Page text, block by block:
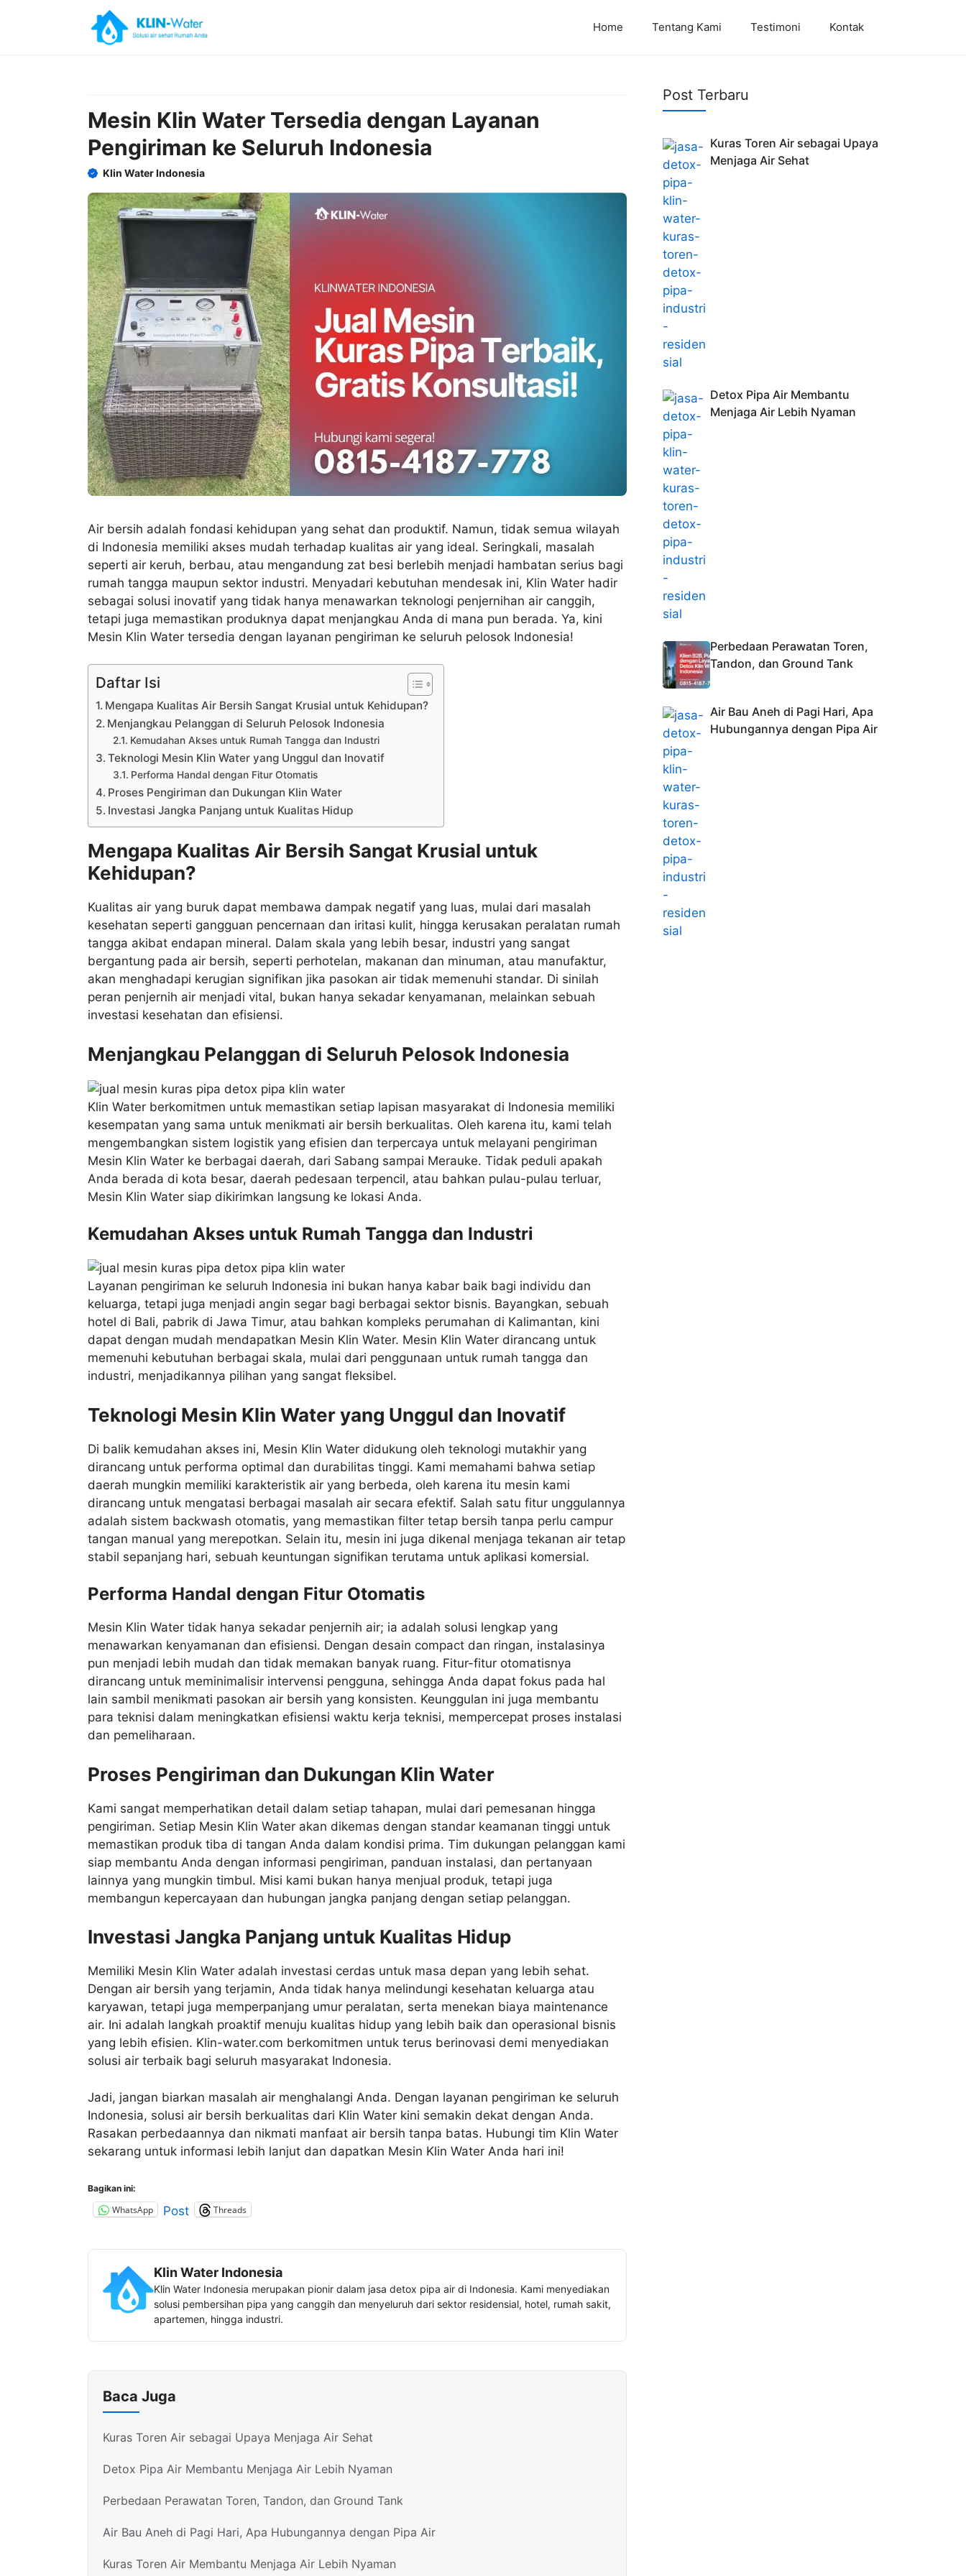
Home Tentang Kami Testimoni Kontak
Mesin Klin Water Tersedia dengan Layanan
Pengiriman ke Seluruh Indonesia
Klin Water Indonesia
Air bersih adalah fondasi kehidupan yang sehat dan produktif. Namun, tidak semua wilayah
di Indonesia memiliki akses mudah terhadap kualitas air yang ideal. Seringkali, masalah
seperti air keruh, berbau, atau mengandung zat besi berlebih menjadi hambatan serius bagi
rumah tangga maupun sektor industri. Menyadari kebutuhan mendesak ini, Klin Water hadir
sebagai solusi inovatif yang tidak hanya menawarkan teknologi penjernihan air canggih,
tetapi juga memastikan produknya dapat menjangkau Anda di mana pun berada. Ya, kini
Mesin Klin Water tersedia dengan layanan pengiriman ke seluruh pelosok Indonesia!
Daftar Isi
Mengapa Kualitas Air Bersih Sangat Krusial untuk Kehidupan?
Menjangkau Pelanggan di Seluruh Pelosok Indonesia
Kemudahan Akses untuk Rumah Tangga dan Industri
Teknologi Mesin Klin Water yang Unggul dan Inovatif
Performa Handal dengan Fitur Otomatis
Proses Pengiriman dan Dukungan Klin Water
Investasi Jangka Panjang untuk Kualitas Hidup
Mengapa Kualitas Air Bersih Sangat Krusial untuk
Kehidupan?
Kualitas air yang buruk dapat membawa dampak negatif yang luas, mulai dari masalah
kesehatan seperti gangguan pencernaan dan iritasi kulit, hingga kerusakan peralatan rumah
tangga akibat endapan mineral. Dalam skala yang lebih besar, industri yang sangat
bergantung pada air bersih, seperti perhotelan, makanan dan minuman, atau manufaktur,
akan menghadapi kerugian signifikan jika pasokan air tidak memenuhi standar. Di sinilah
peran penjernih air menjadi vital, bukan hanya sekadar kenyamanan, melainkan sebuah
investasi kesehatan dan efisiensi.
Menjangkau Pelanggan di Seluruh Pelosok Indonesia
Klin Water berkomitmen untuk memastikan setiap lapisan masyarakat di Indonesia memiliki
kesempatan yang sama untuk menikmati air bersih berkualitas. Oleh karena itu, kami telah
mengembangkan sistem logistik yang efisien dan terpercaya untuk melayani pengiriman
Mesin Klin Water ke berbagai daerah, dari Sabang sampai Merauke. Tidak peduli apakah
Anda berada di kota besar, daerah pedesaan terpencil, atau bahkan pulau-pulau terluar,
Mesin Klin Water siap dikirimkan langsung ke lokasi Anda.
Kemudahan Akses untuk Rumah Tangga dan Industri
Layanan pengiriman ke seluruh Indonesia ini bukan hanya kabar baik bagi individu dan
keluarga, tetapi juga menjadi angin segar bagi berbagai sektor bisnis. Bayangkan, sebuah
hotel di Bali, pabrik di Jawa Timur, atau bahkan kompleks perumahan di Kalimantan, kini
dapat dengan mudah mendapatkan Mesin Klin Water. Mesin Klin Water dirancang untuk
memenuhi kebutuhan berbagai skala, mulai dari penggunaan untuk rumah tangga dan
industri, menjadikannya pilihan yang sangat fleksibel.
Teknologi Mesin Klin Water yang Unggul dan Inovatif
Di balik kemudahan akses ini, Mesin Klin Water didukung oleh teknologi mutakhir yang
dirancang untuk performa optimal dan durabilitas tinggi. Kami memahami bahwa setiap
daerah mungkin memiliki karakteristik air yang berbeda, oleh karena itu mesin kami
dirancang untuk mengatasi berbagai masalah air secara efektif. Salah satu fitur unggulannya
adalah sistem backwash otomatis, yang memastikan filter tetap bersih tanpa perlu campur
tangan manual yang merepotkan. Selain itu, mesin ini juga dikenal menjaga tekanan air tetap
stabil sepanjang hari, sebuah keuntungan signifikan terutama untuk aplikasi komersial.
Performa Handal dengan Fitur Otomatis
Mesin Klin Water tidak hanya sekadar penjernih air; ia adalah solusi lengkap yang
menawarkan kenyamanan dan efisiensi. Dengan desain compact dan ringan, instalasinya
pun menjadi lebih mudah dan tidak memakan banyak ruang. Fitur-fitur otomatisnya
dirancang untuk meminimalisir intervensi pengguna, sehingga Anda dapat fokus pada hal
lain sambil menikmati pasokan air bersih yang konsisten. Keunggulan ini juga membantu
para teknisi dalam meningkatkan efisiensi waktu kerja teknisi, mempercepat proses instalasi
dan pemeliharaan.
Proses Pengiriman dan Dukungan Klin Water
Kami sangat memperhatikan detail dalam setiap tahapan, mulai dari pemesanan hingga
pengiriman. Setiap Mesin Klin Water akan dikemas dengan standar keamanan tinggi untuk
memastikan produk tiba di tangan Anda dalam kondisi prima. Tim dukungan pelanggan kami
siap membantu Anda dengan informasi pengiriman, panduan instalasi, dan pertanyaan
lainnya yang mungkin timbul. Misi kami bukan hanya menjual produk, tetapi juga
membangun kepercayaan dan hubungan jangka panjang dengan setiap pelanggan.
Investasi Jangka Panjang untuk Kualitas Hidup
Memiliki Mesin Klin Water adalah investasi cerdas untuk masa depan yang lebih sehat.
Dengan air bersih yang terjamin, Anda tidak hanya melindungi kesehatan keluarga atau
karyawan, tetapi juga memperpanjang umur peralatan, serta menekan biaya maintenance
air. Ini adalah langkah proaktif menuju kualitas hidup yang lebih baik dan operasional bisnis
yang lebih efisien. Klin-water.com berkomitmen untuk terus berinovasi demi menyediakan
solusi air terbaik bagi seluruh masyarakat Indonesia.
Jadi, jangan biarkan masalah air menghalangi Anda. Dengan layanan pengiriman ke seluruh
Indonesia, solusi air bersih berkualitas dari Klin Water kini semakin dekat dengan Anda.
Rasakan perbedaannya dan nikmati manfaat air bersih tanpa batas. Hubungi tim Klin Water
sekarang untuk informasi lebih lanjut dan dapatkan Mesin Klin Water Anda hari ini!
Bagikan ini:
WhatsApp Post Threads
Klin Water Indonesia
Klin Water Indonesia merupakan pionir dalam jasa detox pipa air di Indonesia. Kami menyediakan
solusi pembersihan pipa yang canggih dan menyeluruh dari sektor residensial, hotel, rumah sakit,
apartemen, hingga industri.
Baca Juga
Kuras Toren Air sebagai Upaya Menjaga Air Sehat
Detox Pipa Air Membantu Menjaga Air Lebih Nyaman
Perbedaan Perawatan Toren, Tandon, dan Ground Tank
Air Bau Aneh di Pagi Hari, Apa Hubungannya dengan Pipa Air
Kuras Toren Air Membantu Menjaga Air Lebih Nyaman
Post Terbaru
Kuras Toren Air sebagai Upaya
Menjaga Air Sehat
Detox Pipa Air Membantu
Menjaga Air Lebih Nyaman
Perbedaan Perawatan Toren,
Tandon, dan Ground Tank
Air Bau Aneh di Pagi Hari, Apa
Hubungannya dengan Pipa Air